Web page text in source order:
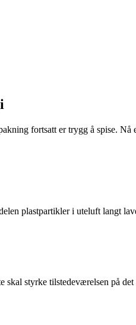
fortsatt er trygg å spise.
plastpartikler i uteluft langt
styrke tilstedeværelsen på det